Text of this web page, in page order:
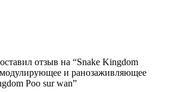
отзыв на “Snake Kingdom
и ранозаживляющее
Poo sur wan”